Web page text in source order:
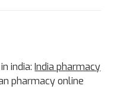
india:India pharmacy
pharmacy online